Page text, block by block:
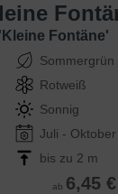
Fontäne'
Sommergrün
Rotweiß
Sonnig
Juli - Oktober
bis zu 2 m
ab 6,45 €